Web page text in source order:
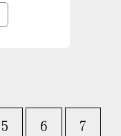
5 6 7